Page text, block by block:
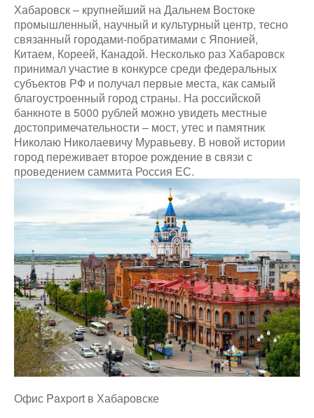
Хабаровск – крупнейший на Дальнем Востоке
промышленный, научный и культурный центр, тесно
связанный городами-побратимами с Японией,
Китаем, Кореей, Канадой. Несколько раз Хабаровск
принимал участие в конкурсе среди федеральных
субъектов РФ и получал первые места, как самый
благоустроенный город страны. На российской
банкноте в 5000 рублей можно увидеть местные
достопримечательности – мост, утес и памятник
Николаю Николаевичу Муравьеву. В новой истории
город переживает второе рождение в связи с
проведением саммита Россия ЕС.
Офис Paxport в Хабаровске